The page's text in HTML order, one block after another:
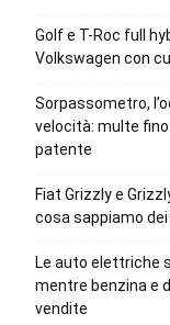
Golf e T-Roc full
Volkswagen con
Sorpassometro,
velocità: multe fino
patente
Fiat Grizzly e
cosa sappiamo
Le auto elettriche
mentre benzina e
vendite